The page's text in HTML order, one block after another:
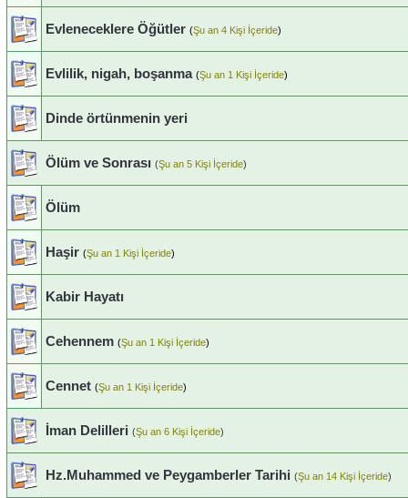
Evleneceklere Öğütler (Şu an 4 Kişi İçeride)
Evlilik, nigah, boşanma (Şu an 1 Kişi İçeride)
Dinde örtünmenin yeri
Ölüm ve Sonrası (Şu an 5 Kişi İçeride)
Ölüm
Haşir (Şu an 1 Kişi İçeride)
Kabir Hayatı
Cehennem (Şu an 1 Kişi İçeride)
Cennet (Şu an 1 Kişi İçeride)
İman Delilleri (Şu an 6 Kişi İçeride)
Hz.Muhammed ve Peygamberler Tarihi (Şu an 14 Kişi İçeride)